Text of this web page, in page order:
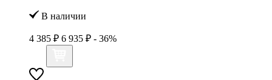
В наличии
4 385 ₽ 6 935 ₽ - 36%